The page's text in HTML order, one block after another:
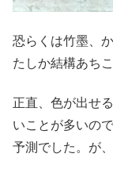
恐らくは竹墨、
たしか結構あち
正直、色が出せ
いことが多いの
予測でした。が